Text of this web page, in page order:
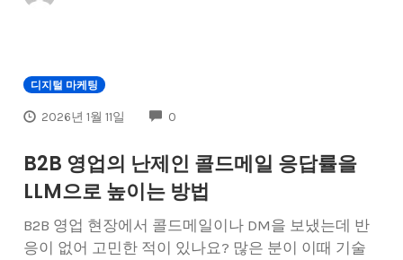
디지털 마케팅
2026년 1월 11일 0
B2B 영업의 난제인 콜드메일 응답률을
LLM으로 높이는 방법
B2B 영업 현장에서 콜드메일이나 DM을 보냈는데 반
응이 없어 고민한 적이 있나요? 많은 분이 이때 기술